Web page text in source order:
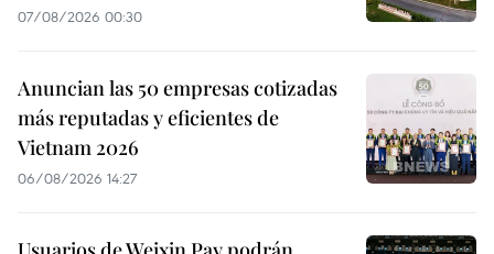
07/08/2026 00:30
Anuncian las 50 empresas cotizadas
más reputadas y eficientes de
Vietnam 2026
06/08/2026 14:27